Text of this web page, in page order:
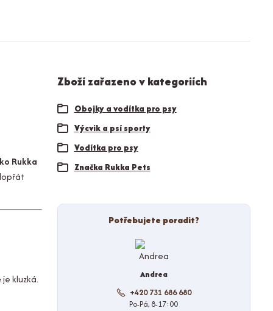
Rukka
kluzká.
Zboží zařazeno v kategoriích
Obojky a vodítka pro psy
Výcvik a psí sporty
Vodítka pro psy
Značka Rukka Pets
Potřebujete poradit?
Andrea
+420 731 686 680
Po-Pá, 8-17:00